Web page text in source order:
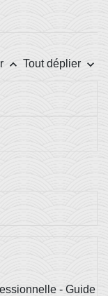
keyboard_arrow_up Tout déplier keyboard_arrow_down
- Guide